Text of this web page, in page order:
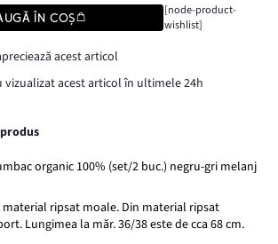
ÎN COȘ
[node-product-
wishlist]
acest articol
vizualizat acest articol în ultimele 24h
organic 100% (set/2 buc.) negru-gri melanj
ripsat moale. Din material ripsat
Lungimea la măr. 36/38 este de cca 68 cm.